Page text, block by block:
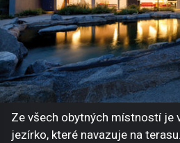
Ze všech obytných místností je
jezírko, které navazuje na